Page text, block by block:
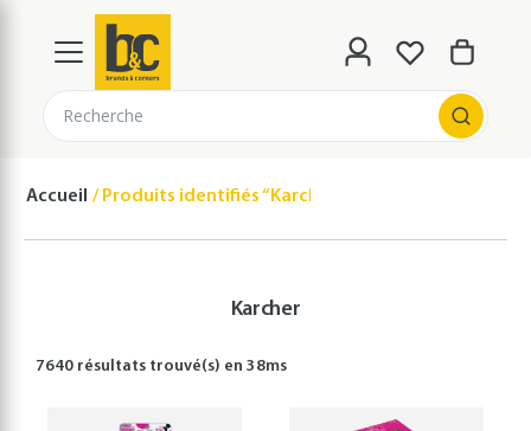
Recherche
Accueil Produits identifiés “Karcher”
Karcher
7640 résultats trouvé(s) en38ms